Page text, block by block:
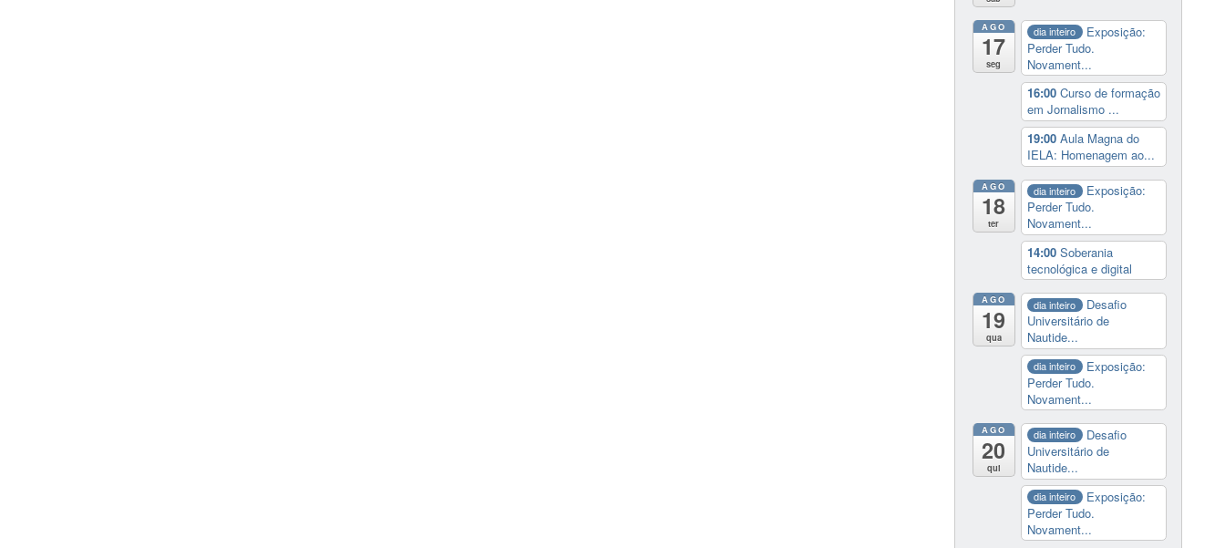
AGO
17
seg
dia inteiro
Exposição:
Perder Tudo.
Novament...
16:00 Curso de formação
em Jornalismo ...
19:00 Aula Magna do
IELA: Homenagem ao...
AGO
18
ter
dia inteiro
Exposição:
Perder Tudo.
Novament...
14:00 Soberania
tecnológica e digital
AGO
19
qua
dia inteiro
Desafio
Universitário de
Nautide...
dia inteiro
Exposição:
Perder Tudo.
Novament...
AGO
20
qui
dia inteiro
Desafio
Universitário de
Nautide...
dia inteiro
Exposição:
Perder Tudo.
Novament...